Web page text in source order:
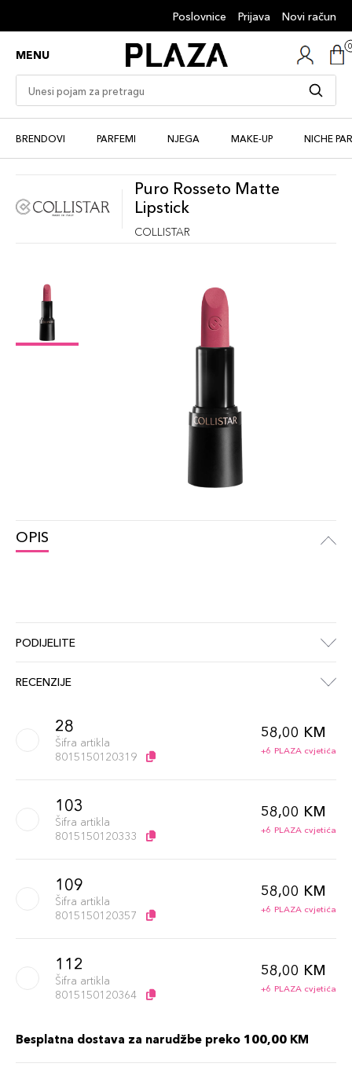
Poslovnice Prijava Novi račun
MENU
BRENDOVI PARFEMI NJEGA MAKE-UP NICHE
Puro Rosseto Matte
Lipstick
COLLISTAR
OPIS
PODIJELITE
RECENZIJE
28
Šifra artikla
8015150120319
58,00 KM
+6 PLAZA cvjetića
103
Šifra artikla
8015150120333
58,00 KM
+6 PLAZA cvjetića
109
Šifra artikla
8015150120357
58,00 KM
+6 PLAZA cvjetića
112
Šifra artikla
8015150120364
58,00 KM
+6 PLAZA cvjetića
111 58,00 KM
Besplatna dostava za narudžbe preko 100,00 KM